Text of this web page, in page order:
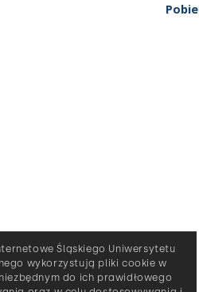
Śląskiego Uniwersytetu
wykorzystują pliki cookie w
do ich prawidłowego